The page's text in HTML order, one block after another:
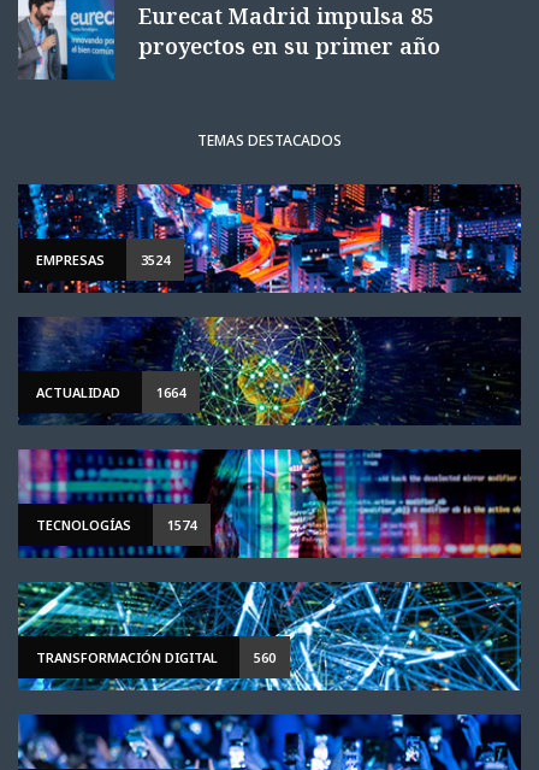
Eurecat Madrid impulsa 85
proyectos en su primer año
TEMAS DESTACADOS
EMPRESAS 3524
ACTUALIDAD 1664
TECNOLOGÍAS 1574
TRANSFORMACIÓN DIGITAL 560